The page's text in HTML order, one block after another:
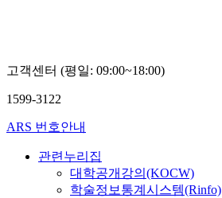
고객센터 (평일: 09:00~18:00)
1599-3122
ARS 번호안내
관련누리집
대학공개강의(KOCW)
학술정보통계시스템(Rinfo)